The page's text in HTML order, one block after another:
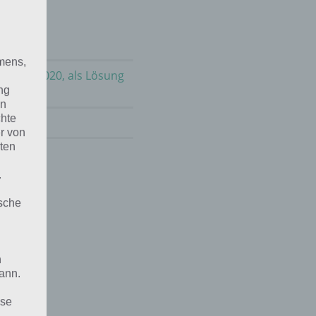
23.5.2020, als Lösung
von